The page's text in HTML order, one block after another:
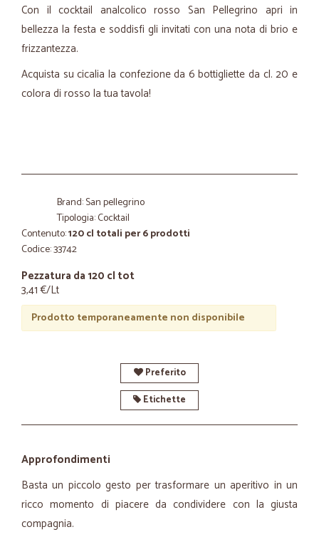
Con il cocktail analcolico rosso San Pellegrino apri in
bellezza la festa e soddisfi gli invitati con una nota di brio e
frizzantezza.
Acquista su cicalia la confezione da 6 bottigliette da cl. 20 e
colora di rosso la tua tavola!
Brand: San pellegrino
Tipologia: Cocktail
Contenuto:120 cl totali per 6 prodotti
Codice: 33742
Pezzatura da 120 cl tot
3,41 €/Lt
Prodotto temporaneamente non disponibile
Preferito
Etichette
Approfondimenti
Basta un piccolo gesto per trasformare un aperitivo in un
ricco momento di piacere da condividere con la giusta
compagnia.